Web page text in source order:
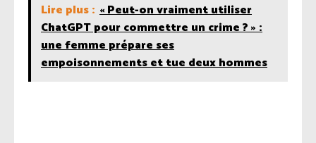
Lire plus : « Peut-on vraiment utiliser
ChatGPT pour commettre un crime ? » :
une femme prépare ses
empoisonnements et tue deux hommes